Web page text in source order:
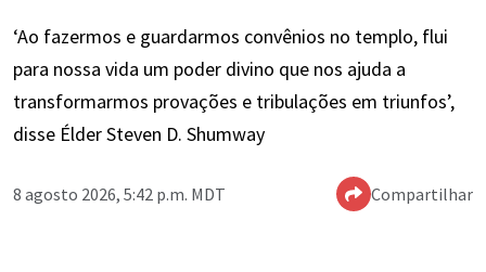
‘Ao fazermos e guardarmos convênios no templo, flui
para nossa vida um poder divino que nos ajuda a
transformarmos provações e tribulações em triunfos’,
disse Élder Steven D. Shumway
8 agosto 2026, 5:42 p.m. MDT Compartilhar